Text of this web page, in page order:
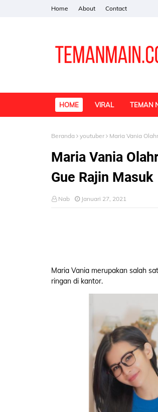
Home About Contact
HOME VIRAL TEMAN
Beranda youtuber Maria Vania
Maria Vania
Gue Rajin Masuk
Nab Januari 27, 2021
Maria Vania merupakan salah
ringan di kantor.